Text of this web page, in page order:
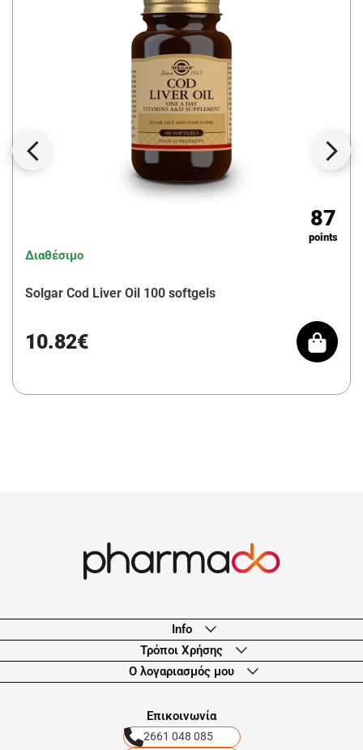
87
points
Διαθέσιμο
Solgar Cod Liver Oil 100 softgels
10.82€
Info
Τρόποι Χρήσης
Ο λογαριασμός μου
Eπικοινωνία
2661 048 085